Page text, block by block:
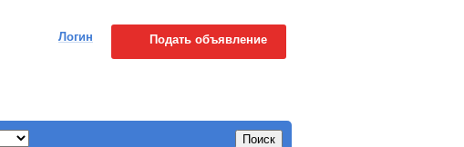
Логин Подать объявление
Поиск